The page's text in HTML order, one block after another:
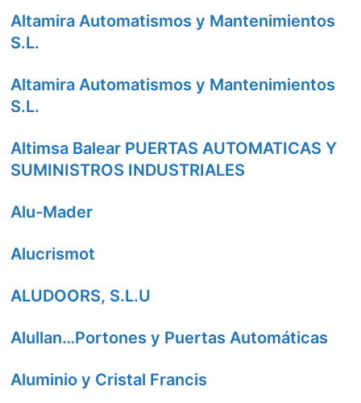
Altamira Automatismos y Mantenimientos
S.L.
Altamira Automatismos y Mantenimientos
S.L.
Altimsa Balear PUERTAS AUTOMATICAS Y
SUMINISTROS INDUSTRIALES
Alu-Mader
Alucrismot
ALUDOORS, S.L.U
Alullan…Portones y Puertas Automáticas
Aluminio y Cristal Francis